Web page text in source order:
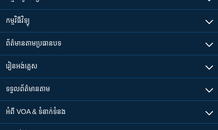
កម្មវិធី​វិទ្យុ
ព័ត៌មាន​តាមប្រធានបទ​
រៀន​​អង់គ្លេស
ទទួល​ព័ត៌មាន​តាម
អំពី​ VOA & ទំនាក់ទំនង